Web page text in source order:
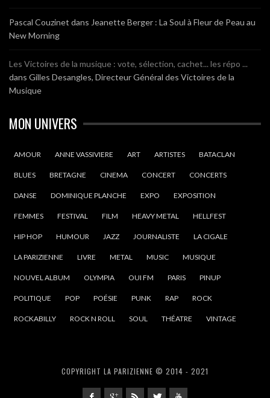
Pascal Couzinet dans Jeanette Berger : La Soul à Fleur de Peau au
New Morning
Les Victoires de la musique : vote, sélection, cachet... les répo ...
dans Gilles Desangles, Directeur Général des Victoires de la
Musique
MON UNIVERS
AMOUR ANNE VASSIVIERE ART ARTISTES BATACLAN
BLUES BRETAGNE CINEMA CONCERT CONCERTS
DANSE DOMINIQUE PLANCHE EXPO EXPOSITION
FEMMES FESTIVAL FILM HEAVY METAL HELLFEST
HIP HOP HUMOUR JAZZ JOURNALISTE LA CIGALE
LA PARIZIENNE LIVRE METAL MUSIC MUSIQUE
NOUVEL ALBUM OLYMPIA OUI FM PARIS PINUP
POLITIQUE POP POÉSIE PUNK RAP ROCK
ROCKABILLY ROCK N ROLL SOUL THÉATRE VINTAGE
COPYRIGHT LA PARIZIENNE © 2014 - 2021